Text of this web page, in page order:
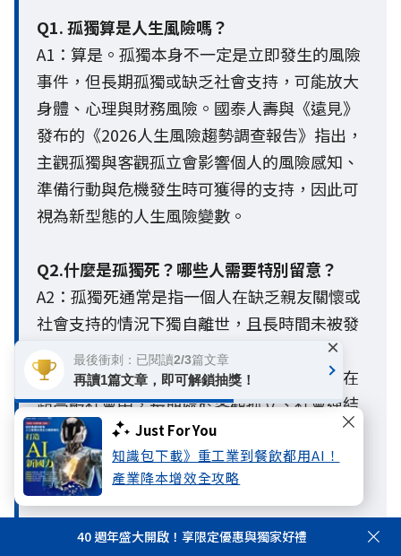
Just For You
知識包下載》重工業到餐飲都用AI！
產業降本增效全攻略
Q1. 孤獨算是人生風險嗎？
A1：算是。孤獨本身不一定是立即發生的風險
事件，但長期孤獨或缺乏社會支持，可能放大
身體、心理與財務風險。國泰人壽與《遠見》
發布的《2026人生風險趨勢調查報告》指出，
主觀孤獨與客觀孤立會影響個人的風險感知、
準備行動與危機發生時可獲得的支持，因此可
視為新型態的人生風險變數。
Q2.什麼是孤獨死？哪些人需要特別留意？
A2：孤獨死通常是指一個人在缺乏親友關懷或
社會支持的情況下獨自離世，且長時間未被發
現的情形。一般人常以為只有高齡者才有風
險，但隨著少子化、單身與獨居人口增加，在
超高齡社會中，長期處於客觀孤立、社會連結
薄弱或缺乏支持網絡的人，都面臨較高風險。
這也警示現代人，老後生活防護網的建構必須
提早啟動。
Q3. 孤獨與孤立有什麼不同？
40 週年盛大開啟！享限定優惠與獨家好禮
最後衝刺：已閱讀2/3篇文章
再讀1篇文章，即可解鎖抽獎！
×